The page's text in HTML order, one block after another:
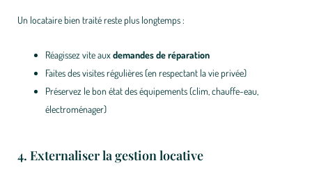
Un locataire bien traité reste plus longtemps :
Réagissez vite auxdemandes de réparation
Faites des visites régulières (en respectant la vie privée)
Préservez le bon état des équipements (clim, chauffe-eau,
électroménager)
4. Externaliser la gestion locative